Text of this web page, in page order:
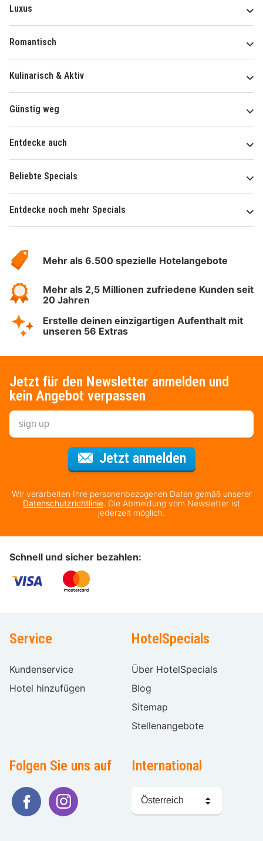
Luxus
Romantisch
Kulinarisch & Aktiv
Günstig weg
Entdecke auch
Beliebte Specials
Entdecke noch mehr Specials
Hotelspecials
Mehr als 6.500 spezielle Hotelangebote
Mehr als 2,5 Millionen zufriedene Kunden seit
20 Jahren
Erstelle deinen einzigartigen Aufenthalt mit
unseren 56 Extras
Jetzt für den Newsletter anmelden und
kein Angebot verpassen
Jetzt anmeldenFür den
Wir verarbeiten Ihre personenbezogenen Daten gemäß unserer
Datenschutzrichtlinie. Die Abmeldung vom Newsletter ist
jederzeit möglich.
Schnell und sicher bezahlen:
Service
Kundenservice
Hotel hinzufügen
HotelSpecials
Über HotelSpecials
Blog
Sitemap
Stellenangebote
Folgen Sie uns auf International
Sprache
wählen